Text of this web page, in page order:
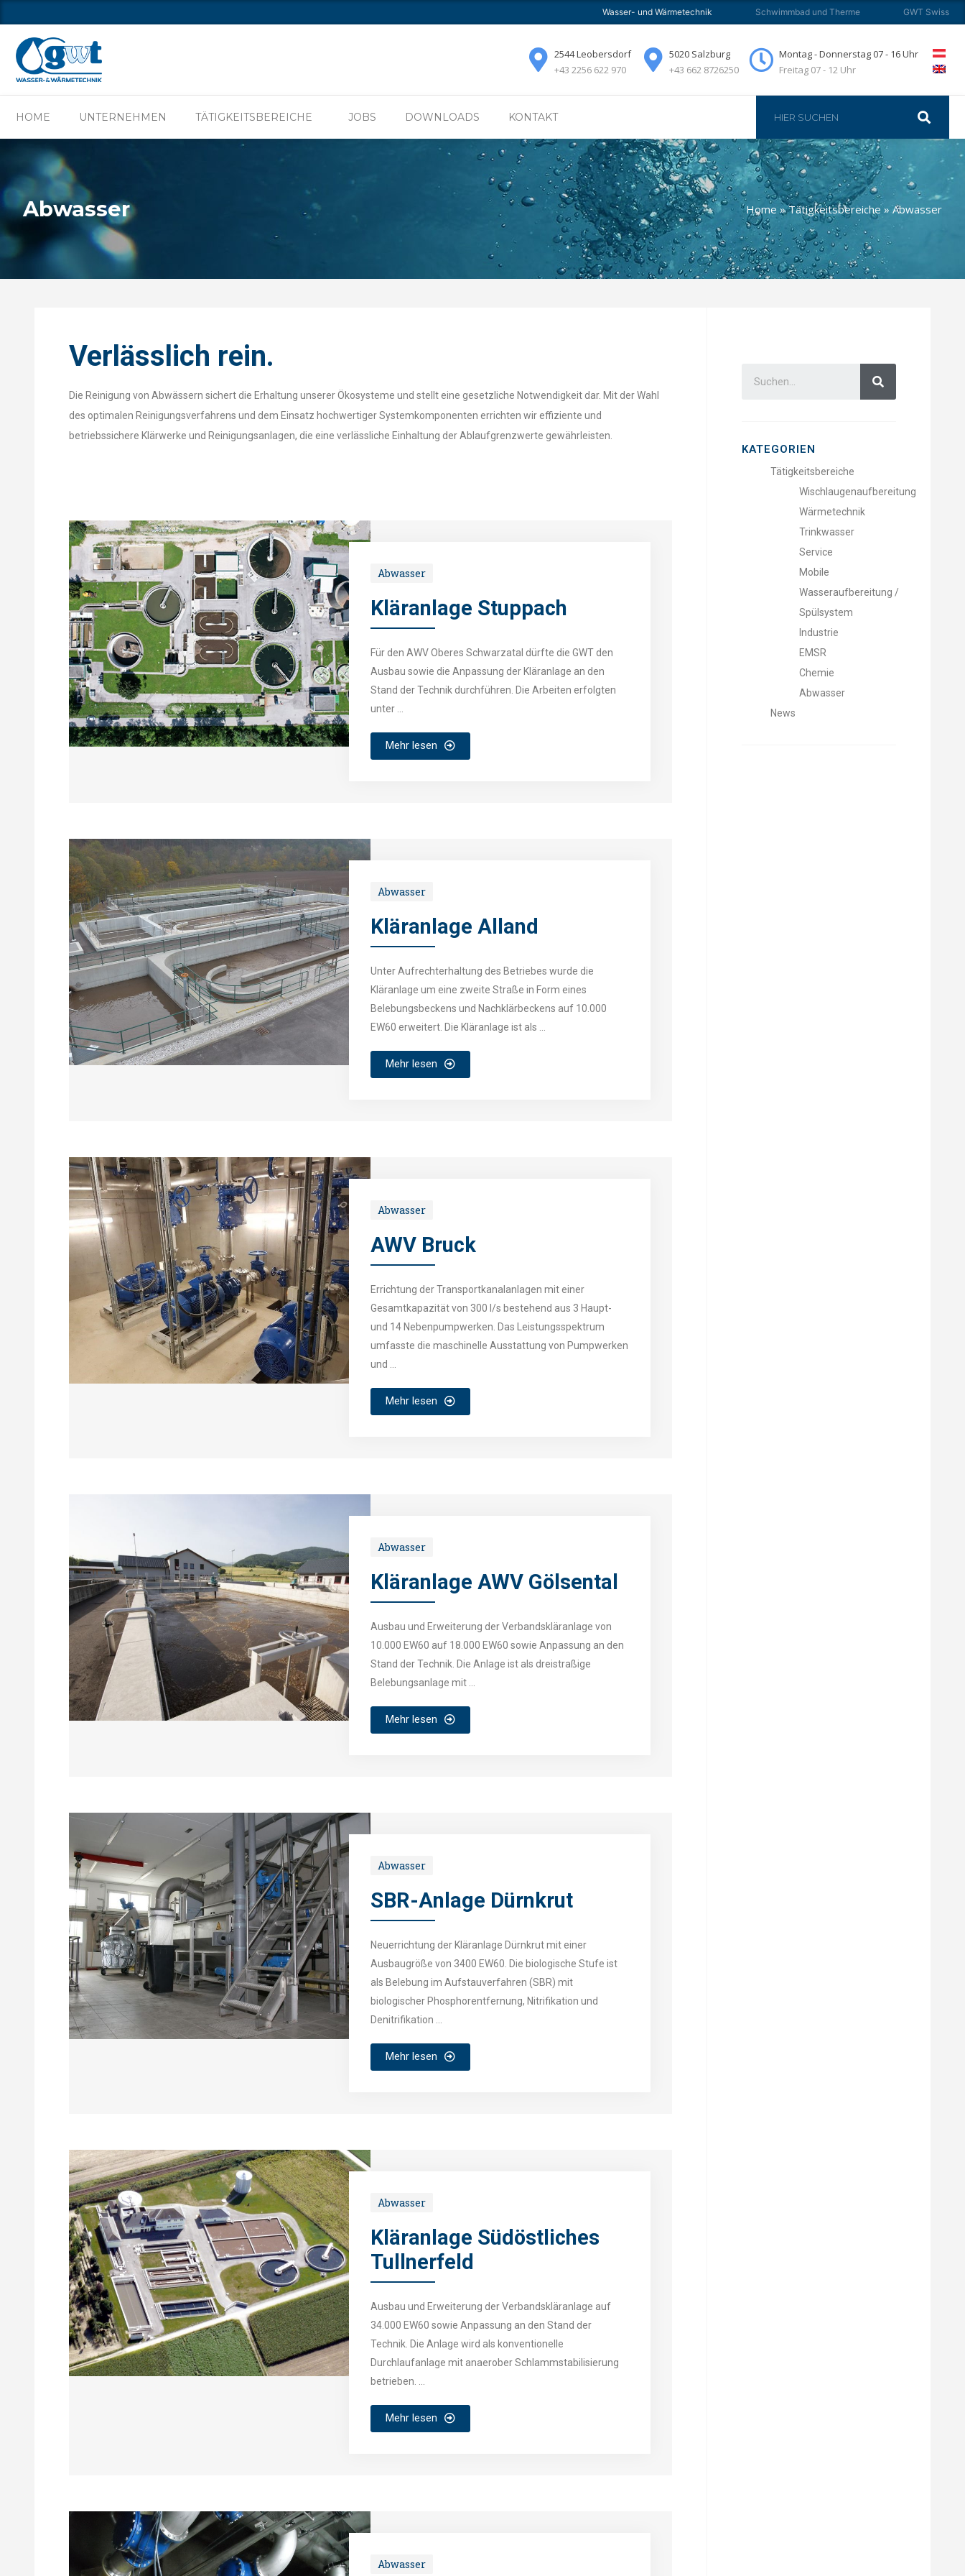
Wasser- und Wärmetechnik Schwimmbad und Therme GWT Swiss
2544 Leobersdorf
+43 2256 622 970
5020 Salzburg
+43 662 8726250
Montag - Donnerstag 07 - 16 Uhr
Freitag 07 - 12 Uhr
HOME UNTERNEHMEN TÄTIGKEITSBEREICHE JOBS DOWNLOADS KONTAKT
HOME UNTERNEHMEN TÄTIGKEITSBEREICHE JOBS DOWNLOADS KONTAKT
Abwasser Home »Tätigkeitsbereiche» Abwasser
Verlässlich rein.
Die Reinigung von Abwässern sichert die Erhaltung unserer Ökosysteme und stellt eine gesetzliche Notwendigkeit dar. Mit der Wahl
des optimalen Reinigungsverfahrens und dem Einsatz hochwertiger Systemkomponenten errichten wir effiziente und
betriebssichere Klärwerke und Reinigungsanlagen, die eine verlässliche Einhaltung der Ablaufgrenzwerte gewährleisten.
Abwasser
Kläranlage Stuppach
Für den AWV Oberes Schwarzatal dürfte die GWT den
Ausbau sowie die Anpassung der Kläranlage an den
Stand der Technik durchführen. Die Arbeiten erfolgten
unter ...
Mehr lesen
Abwasser
Kläranlage Alland
Unter Aufrechterhaltung des Betriebes wurde die
Kläranlage um eine zweite Straße in Form eines
Belebungsbeckens und Nachklärbeckens auf 10.000
EW60 erweitert. Die Kläranlage ist als ...
Mehr lesen
Abwasser
AWV Bruck
Errichtung der Transportkanalanlagen mit einer
Gesamtkapazität von 300 l/s bestehend aus 3 Haupt-
und 14 Nebenpumpwerken. Das Leistungsspektrum
umfasste die maschinelle Ausstattung von Pumpwerken
und ...
Mehr lesen
Abwasser
Kläranlage AWV Gölsental
Ausbau und Erweiterung der Verbandskläranlage von
10.000 EW60 auf 18.000 EW60 sowie Anpassung an den
Stand der Technik. Die Anlage ist als dreistraßige
Belebungsanlage mit ...
Mehr lesen
Abwasser
SBR-Anlage Dürnkrut
Neuerrichtung der Kläranlage Dürnkrut mit einer
Ausbaugröße von 3400 EW60. Die biologische Stufe ist
als Belebung im Aufstauverfahren (SBR) mit
biologischer Phosphorentfernung, Nitrifikation und
Denitrifikation ...
Mehr lesen
Abwasser
Kläranlage Südöstliches
Tullnerfeld
Ausbau und Erweiterung der Verbandskläranlage auf
34.000 EW60 sowie Anpassung an den Stand der
Technik. Die Anlage wird als konventionelle
Durchlaufanlage mit anaerober Schlammstabilisierung
betrieben. ...
Mehr lesen
Abwasser
KATEGORIEN
Tätigkeitsbereiche
Wischlaugenaufbereitung
Wärmetechnik
Trinkwasser
Service
Mobile
Wasseraufbereitung /
Spülsystem
Industrie
EMSR
Chemie
Abwasser
News